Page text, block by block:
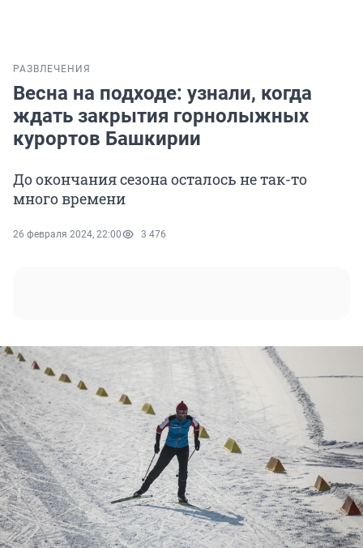
РАЗВЛЕЧЕНИЯ
Весна на подходе: узнали, когда
ждать закрытия горнолыжных
курортов Башкирии
До окончания сезона осталось не так-то
много времени
26 февраля 2024, 22:00 3 476